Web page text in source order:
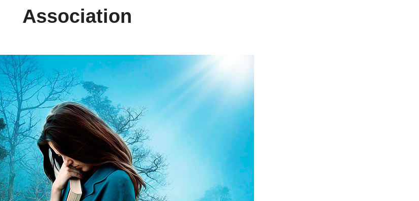
Association